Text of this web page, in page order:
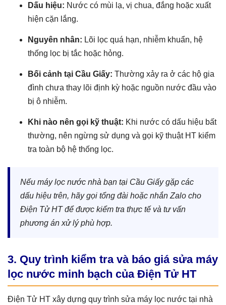
Dấu hiệu: Nước có mùi lạ, vị chua, đắng hoặc xuất
hiện cặn lắng.
Nguyên nhân: Lõi lọc quá hạn, nhiễm khuẩn, hệ
thống lọc bị tắc hoặc hỏng.
Bối cảnh tại Cầu Giấy: Thường xảy ra ở các hộ gia
đình chưa thay lõi định kỳ hoặc nguồn nước đầu vào
bị ô nhiễm.
Khi nào nên gọi kỹ thuật: Khi nước có dấu hiệu bất
thường, nên ngừng sử dụng và gọi kỹ thuật HT kiểm
tra toàn bộ hệ thống lọc.
Nếu máy lọc nước nhà bạn tại Cầu Giấy gặp các
dấu hiệu trên, hãy gọi tổng đài hoặc nhắn Zalo cho
Điện Tử HT để được kiểm tra thực tế và tư vấn
phương án xử lý phù hợp.
3. Quy trình kiểm tra và báo giá sửa máy
lọc nước minh bạch của Điện Tử HT
Điện Tử HT xây dựng quy trình sửa máy lọc nước tại nhà